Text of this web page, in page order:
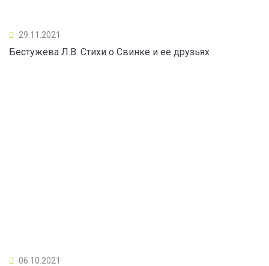
29.11.2021
Бестужева Л.В. Стихи о Свинке и ее друзьях
06.10.2021